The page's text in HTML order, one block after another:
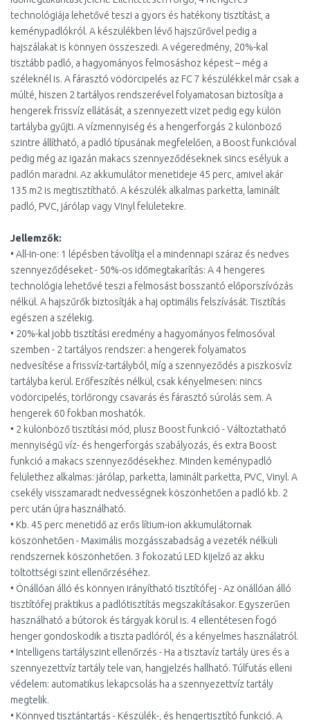
technológiája lehetővé teszi a gyors és hatékony tisztítást, a
keménypadlókról. A készülékben lévő hajszűrővel pedig a
hajszálakat is könnyen összeszedi. A végeredmény, 20%-kal
tisztább padló, a hagyományos felmosáshoz képest – még a
széleknél is. A fárasztó vödörcipelés az FC 7 készülékkel már csak a
múlté, hiszen 2 tartályos rendszerével folyamatosan biztosítja a
hengerek frissvíz ellátását, a szennyezett vizet pedig egy külön
tartályba gyűjti. A vízmennyiség és a hengerforgás 2 különböző
szintre állítható, a padló típusának megfelelően, a Boost funkcióval
pedig még az igazán makacs szennyeződéseknek sincs esélyük a
padlón maradni. Az akkumulátor menetideje 45 perc, amivel akár
135 m2 is megtisztítható. A készülék alkalmas parketta, laminált
padló, PVC, járólap vagy Vinyl felületekre.
Jellemzők:
• All-in-one: 1 lépésben távolítja el a mindennapi száraz és nedves
szennyeződéseket - 50%-os időmegtakarítás: A 4 hengeres
technológia lehetővé teszi a felmosást bosszantó előporszívózás
nélkül. A hajszűrők biztosítják a haj optimális felszívását. Tisztítás
egészen a szélekig.
• 20%-kal jobb tisztítási eredmény a hagyományos felmosóval
szemben - 2 tartályos rendszer: a hengerek folyamatos
nedvesítése a frissvíz-tartályból, míg a szennyeződés a piszkosvíz
tartályba kerül. Erőfeszítés nélkül, csak kényelmesen: nincs
vödörcipelés, törlőrongy csavarás és fárasztó súrolás sem. A
hengerek 60 fokban moshatók.
• 2 különböző tisztítási mód, plusz Boost funkció - Változtatható
mennyiségű víz- és hengerforgás szabályozás, és extra Boost
funkció a makacs szennyeződésekhez. Minden keménypadló
felülethez alkalmas: járólap, parketta, laminált parketta, PVC, Vinyl. A
csekély visszamaradt nedvességnek köszönhetően a padló kb. 2
perc után újra használható.
• Kb. 45 perc menetidő az erős lítium-ion akkumulátornak
köszönhetően - Maximális mozgásszabadság a vezeték nélküli
rendszernek köszönhetően. 3 fokozatú LED kijelző az akku
töltöttségi szint ellenőrzéséhez.
• Önállóan álló és könnyen irányítható tisztítófej - Az önállóan álló
tisztítófej praktikus a padlótisztítás megszakításakor. Egyszerűen
használható a bútorok és tárgyak körül is. 4 ellentétesen fogó
henger gondoskodik a tiszta padlóról, és a kényelmes használatról.
• Intelligens tartályszint ellenőrzés - Ha a tisztavíz tartály üres és a
szennyezettvíz tartály tele van, hangjelzés hallható. Túlfutás elleni
védelem: automatikus lekapcsolás ha a szennyezettvíz tartály
megtelik.
• Könnyed tisztántartás - Készülék-, és hengertisztító funkció. A